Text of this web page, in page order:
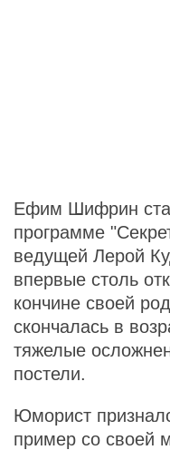
Ефим Шифрин
программе
ведущей Лерой
впервые столь
кончине своей
скончалась в
тяжелые
постели.
Юморист
пример со своей